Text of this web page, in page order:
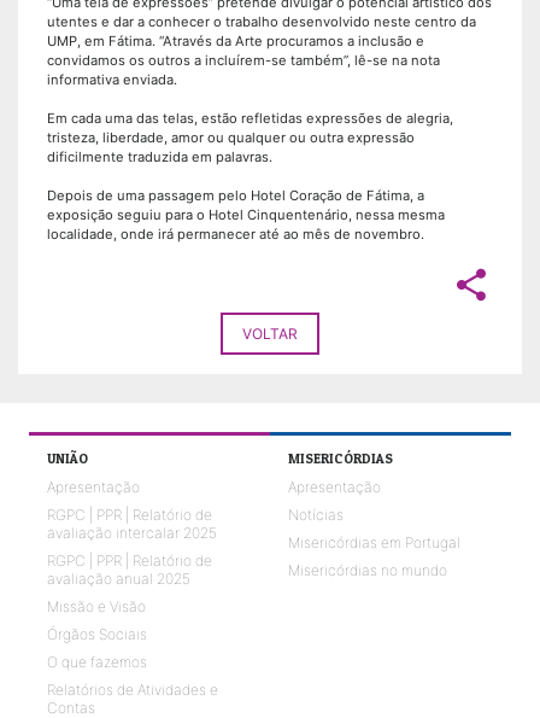
utentes e dar a conhecer o trabalho desenvolvido neste centro da
UMP, em Fátima. “Através da Arte procuramos a inclusão e
convidamos os outros a incluírem-se também”, lê-se na nota
informativa enviada.
Em cada uma das telas, estão refletidas expressões de alegria,
tristeza, liberdade, amor ou qualquer ou outra expressão
dificilmente traduzida em palavras.
Depois de uma passagem pelo Hotel Coração de Fátima, a
exposição seguiu para o Hotel Cinquentenário, nessa mesma
localidade, onde irá permanecer até ao mês de novembro.
share
VOLTAR
UNIÃO
Apresentação
RGPC | PPR | Relatório de
avaliação intercalar 2025
RGPC | PPR | Relatório de
avaliação anual 2025
Missão e Visão
Órgãos Sociais
O que fazemos
Relatórios de Atividades e
Contas
MISERICÓRDIAS
Apresentação
Notícias
Misericórdias em Portugal
Misericórdias no mundo